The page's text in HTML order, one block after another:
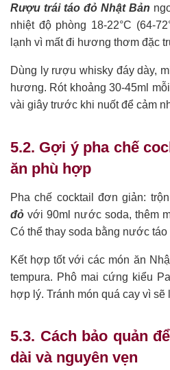
Rượu trái táo đỏ Nhật Bản
nhiệt độ phòng 18-22°C (64-
lạnh vì mất đi hương thơm đặc
Dùng ly rượu whisky đáy dày,
hương. Rót khoảng 30-45ml
vài giây trước khi nuốt để cảm
5.2. Gợi ý pha chế
ăn phù hợp
Pha chế cocktail đơn giản:
đỏ với 90ml nước soda, thêm
Có thể thay soda bằng nước
Kết hợp tốt với các món ăn
tempura. Phô mai cứng kiểu
hợp lý. Tránh món quá cay vì sẽ
5.3. Cách bảo quản
dài và nguyên vẹn